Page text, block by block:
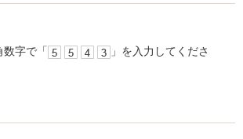
数字で「
」を入力してくださ